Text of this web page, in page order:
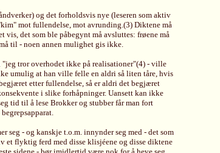
og det forholdsvis nye (leseren som aktiv
mot fullendelse, mot avrunding.(3) Diktene må
vis, det som ble påbegynt må avsluttes: frøene må
til - noen annen mulighet gis ikke.
"jeg tror overhodet ikke på realisationer"(4) - ville
umulig at han ville felle en aldri så liten tåre, hvis
etter fullendelse, så er aldri det begjæret
i slike forhåpninger. Uansett kan ikke
tid til å lese Brokker og stubber får man fort
- og kanskje t.o.m. innynder seg med - det som
et flyktig ferd med disse klisjéene og disse diktene